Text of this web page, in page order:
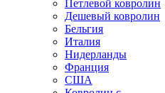
Петлевой ковролин
Дешевый ковролин
Бельгия
Италия
Нидерланды
Франция
США